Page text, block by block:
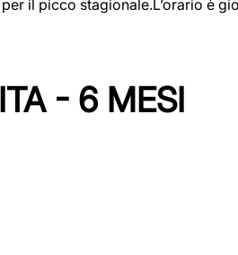
il picco stagionale.L’orario è
- 6 MESI